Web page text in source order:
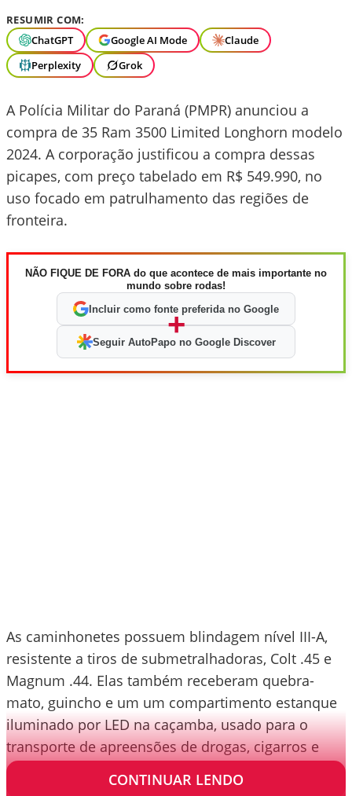
RESUMIR COM:
ChatGPT
Google AI Mode
Claude
Perplexity
Grok
A Polícia Militar do Paraná (PMPR) anunciou a
compra de 35 Ram 3500 Limited Longhorn modelo
2024. A corporação justificou a compra dessas
picapes, com preço tabelado em R$ 549.990, no
uso focado em patrulhamento das regiões de
fronteira.
NÃO FIQUE DE FORA do que acontece de mais importante no
mundo sobre rodas!
Incluir como fonte preferida no Google
+
Seguir AutoPapo no Google Discover
As caminhonetes possuem blindagem nível III-A,
resistente a tiros de submetralhadoras, Colt .45 e
Magnum .44. Elas também receberam quebra-
mato, guincho e um um compartimento estanque
iluminado por LED na caçamba, usado para o
transporte de apreensões de drogas, cigarros e
agrotóxicos.
CONTINUAR LENDO